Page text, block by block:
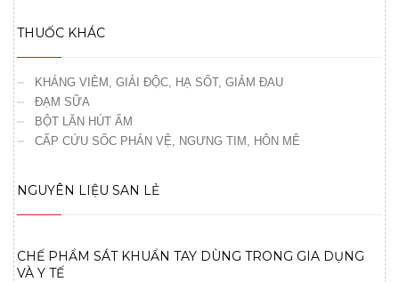
THUỐC KHÁC
KHÁNG VIÊM, GIẢI ĐỘC, HẠ SỐT, GIẢM ĐAU
ĐẠM SỮA
BỘT LĂN HÚT ẨM
CẤP CỨU SỐC PHẢN VỆ, NGƯNG TIM, HÔN MÊ
NGUYÊN LIỆU SAN LẺ
CHẾ PHẨM SÁT KHUẨN TAY DÙNG TRONG GIA DỤNG
VÀ Y TẾ